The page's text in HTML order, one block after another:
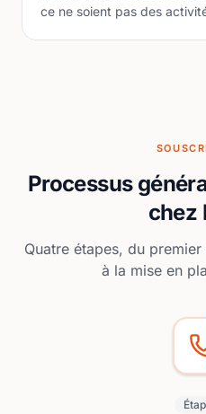
ce ne soient pas des
Processus
chez
Quatre étapes, du
à la mise en